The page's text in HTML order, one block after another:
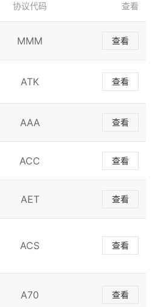
协议代码 查看
MMM 查看
ATK 查看
AAA 查看
ACC 查看
AET 查看
ACS 查看
A70 查看